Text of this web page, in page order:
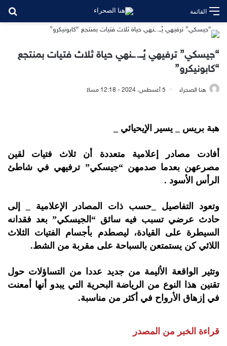
القائمة
“جيسكي” ترفيهي يُــ..ـنهي حياة ثلاث فتيات بمنتجع
“كابونيكرو”
هنا الصحراء 5 أغسطس، 2024 - 12:18 مساءً
هبة بريس _ يسير الإيحيائي _
أفادت مصادر إعلامية متعددة أن ثلاث فتيات لقين
مصرعهن بعدما صدمهن “جيسكي” ترفيهي في شاطئ
الرأس الأسود .
وتعود التفاصيل _حسب ذات المصادر الإعلامية _ إلى
حادث عرضي تسبب فيه سائق “الجيسكي” بعد فقدانه
السيطرة على القيادة، ليصطدم بأجسام الفتيات الثلاث
اللائي كن يستمتعن بالسباحة على مقربة من الشط.
وتثير الواقعة الأليمة من جديد عددا من التساؤلات حول
تقنين هذا النوع من الرياضة البحرية التي يبدو أنها أمعنت
في إزهاق الأرواح في أكثر من مناسبة.
قراءة الخبر من المصدر